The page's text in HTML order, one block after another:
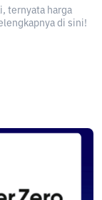
ternyata harga
di sini!